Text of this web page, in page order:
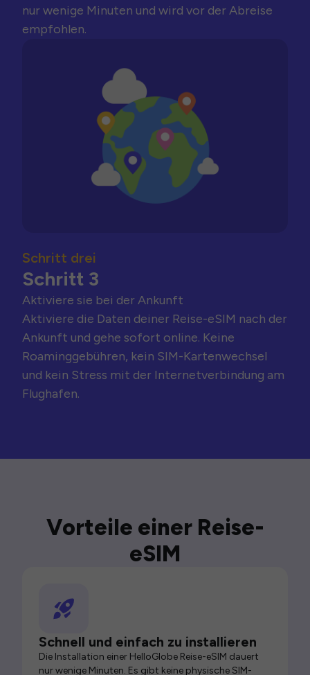
nur wenige Minuten und wird vor der Abreise
empfohlen.
Schritt drei
Schritt 3
Aktiviere sie bei der Ankunft
Aktiviere die Daten deiner Reise-eSIM nach der
Ankunft und gehe sofort online. Keine
Roaminggebühren, kein SIM-Kartenwechsel
und kein Stress mit der Internetverbindung am
Flughafen.
Vorteile einer Reise-
eSIM
Schnell und einfach zu installieren
Die Installation einer HelloGlobe Reise-eSIM dauert
nur wenige Minuten. Es gibt keine physische SIM-